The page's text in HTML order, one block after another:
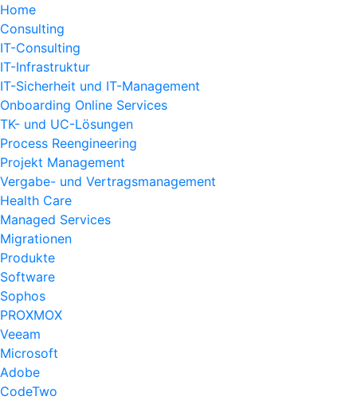
Home
Consulting
IT-Consulting
IT-Infrastruktur
IT-Sicherheit und IT-Management
Onboarding Online Services
TK- und UC-Lösungen
Process Reengineering
Projekt Management
Vergabe- und Vertragsmanagement
Health Care
Managed Services
Migrationen
Produkte
Software
Sophos
PROXMOX
Veeam
Microsoft
Adobe
CodeTwo